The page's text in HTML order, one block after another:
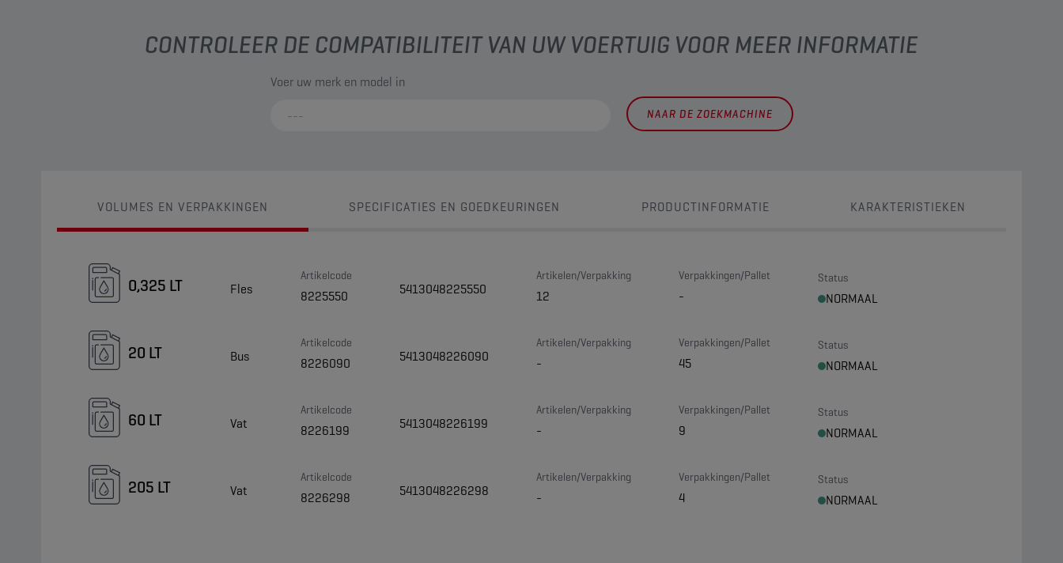
CONTROLEER DE COMPATIBILITEIT VAN UW VOERTUIG VOOR MEER INFORMATIE
Voer uw merk en model in
NAAR DE ZOEKMACHINE
VOLUMES EN VERPAKKINGEN SPECIFICATIES EN GOEDKEURINGEN PRODUCTINFORMATIE KARAKTERISTIEKEN
0,325 LT Fles
Artikelcode
8225550 5413048225550
Artikelen/Verpakking
12
Verpakkingen/Pallet
-
Status
NORMAAL
20 LT Bus
Artikelcode
8226090 5413048226090
Artikelen/Verpakking
-
Verpakkingen/Pallet
45
Status
NORMAAL
60 LT Vat
Artikelcode
8226199 5413048226199
Artikelen/Verpakking
-
Verpakkingen/Pallet
9
Status
NORMAAL
205 LT Vat
Artikelcode
8226298 5413048226298
Artikelen/Verpakking
-
Verpakkingen/Pallet
4
Status
NORMAAL